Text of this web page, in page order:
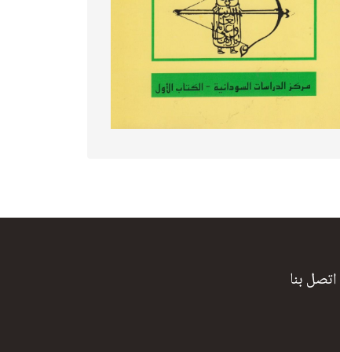
اتصل بنا